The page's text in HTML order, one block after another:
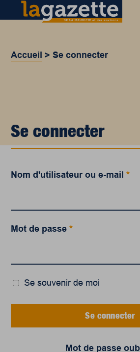
Accueil >Se connecter
Se connecter
Nom d'utilisateur ou e-mail*
Mot de passe*
Se souvenir de moi
Se connecter
Mot de passe